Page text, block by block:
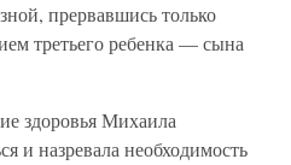
прервавшись только
третьего ребенка — сына
здоровья Михаила
и назревала необходимость